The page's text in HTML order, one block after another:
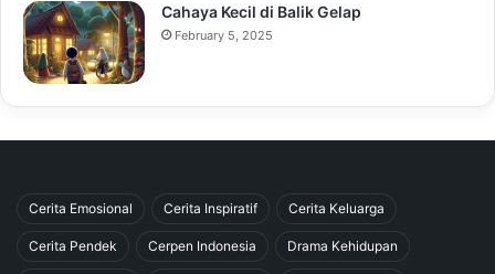
Cahaya Kecil di Balik Gelap
February 5, 2025
Cerita Emosional Cerita Inspiratif Cerita Keluarga
Cerita Pendek Cerpen Indonesia Drama Kehidupan